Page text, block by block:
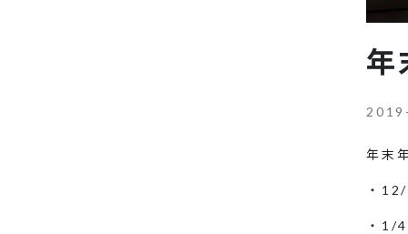
年
年末
・
・1/